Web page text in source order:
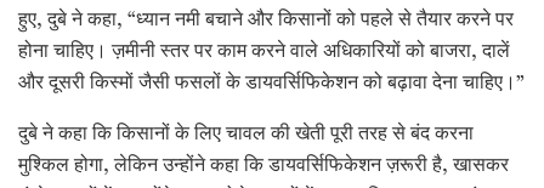
हुए, दुबे ने कहा, “ध्यान नमी बचाने और किसानों को पहले से तैयार करने पर
होना चाहिए। ज़मीनी स्तर पर काम करने वाले अधिकारियों को बाजरा, दालें
और दूसरी किस्मों जैसी फसलों के डायवर्सिफिकेशन को बढ़ावा देना चाहिए।”
दुबे ने कहा कि किसानों के लिए चावल की खेती पूरी तरह से बंद करना
मुश्किल होगा, लेकिन उन्होंने कहा कि डायवर्सिफिकेशन ज़रूरी है, खासकर